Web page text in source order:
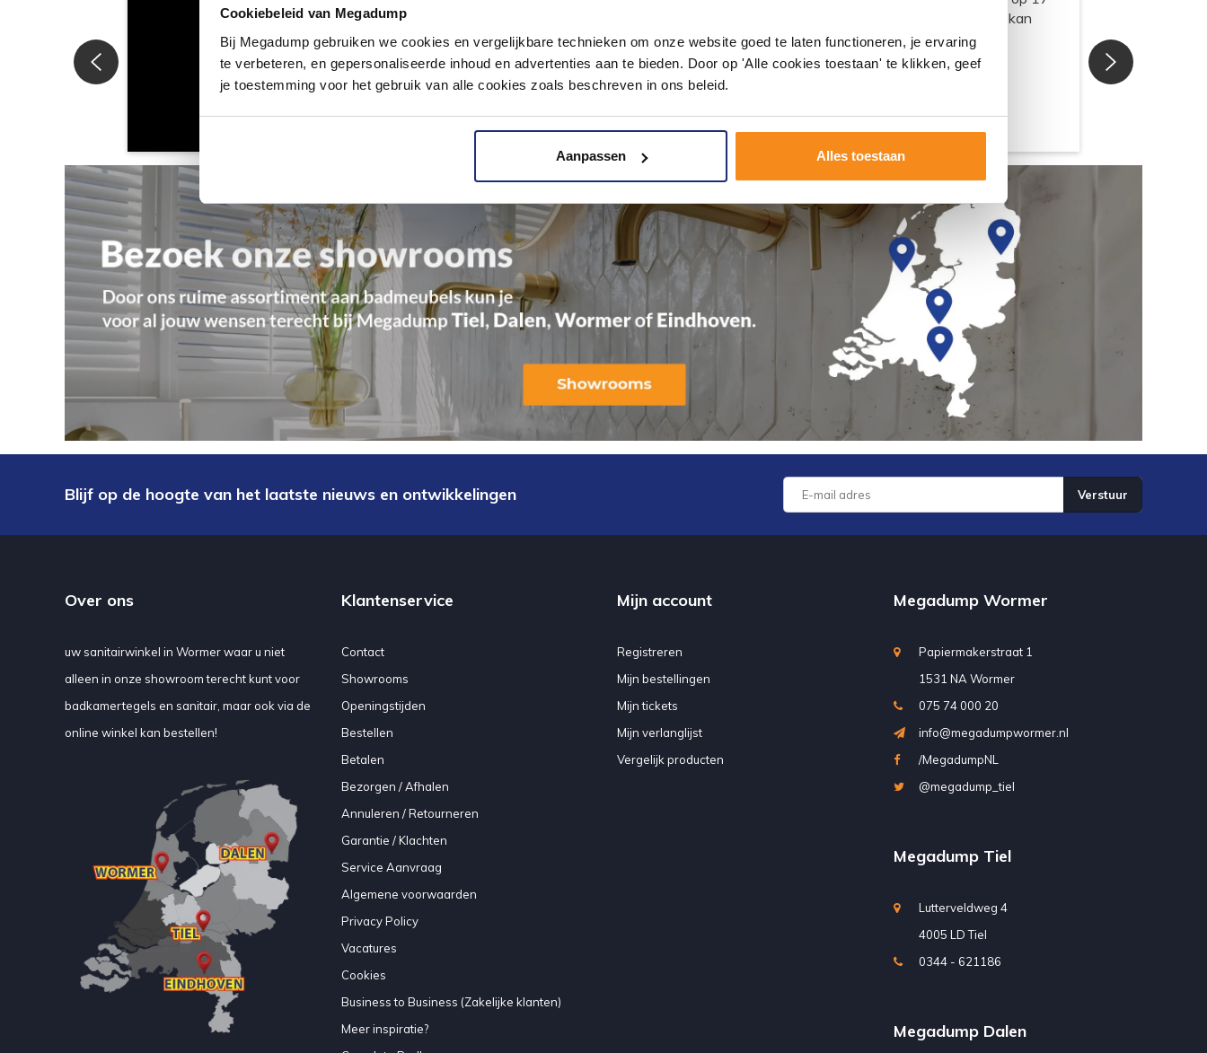
Cookiebeleid van Megadump
Bij Megadump gebruiken we cookies en vergelijkbare technieken om onze website goed te laten functioneren, je ervaring
te verbeteren, en gepersonaliseerde inhoud en advertenties aan te bieden. Door op 'Alle cookies toestaan' te klikken, geef
je toestemming voor het gebruik van alle cookies zoals beschreven in ons beleid.
Aanpassen Alles toestaan
Blijf op de hoogte van het laatste nieuws en ontwikkelingen Verstuur
Over ons
uw sanitairwinkel in Wormer waar u niet
alleen in onze showroom terecht kunt voor
badkamertegels en sanitair, maar ook via de
online winkel kan bestellen!
Klantenservice
Contact
Showrooms
Openingstijden
Bestellen
Betalen
Bezorgen / Afhalen
Annuleren / Retourneren
Garantie / Klachten
Service Aanvraag
Algemene voorwaarden
Privacy Policy
Vacatures
Cookies
Business to Business (Zakelijke klanten)
Meer inspiratie?
Mijn account
Registreren
Mijn bestellingen
Mijn tickets
Mijn verlanglijst
Vergelijk producten
Megadump Wormer
Papiermakerstraat 1
1531 NA Wormer
075 74 000 20
info@megadumpwormer.nl
/MegadumpNL
@megadump_tiel
Megadump Tiel
Lutterveldweg 4
4005 LD Tiel
0344 - 621186
Megadump Dalen